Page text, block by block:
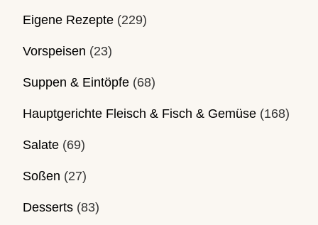
Eigene Rezepte (229)
Vorspeisen (23)
Suppen & Eintöpfe (68)
Hauptgerichte Fleisch & Fisch & Gemüse (168)
Salate (69)
Soßen (27)
Desserts (83)